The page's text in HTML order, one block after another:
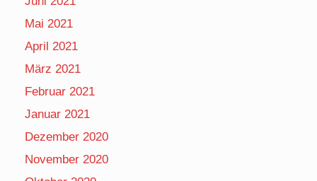
Mai 2021
April 2021
März 2021
Februar 2021
Januar 2021
Dezember 2020
November 2020